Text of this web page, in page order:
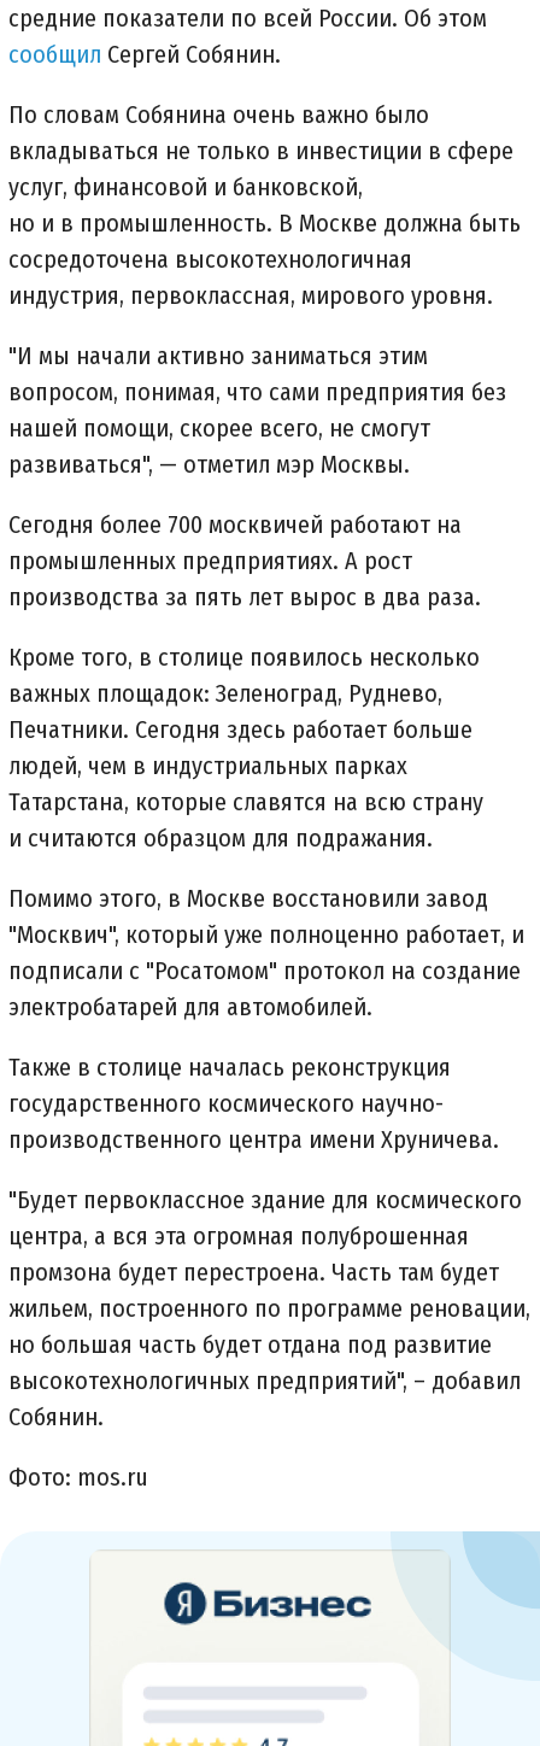
средние показатели по всей России. Об этом
сообщил Сергей Собянин.
По словам Собянина очень важно было
вкладываться не только в инвестиции в сфере
услуг, финансовой и банковской,
но и в промышленность. В Москве должна быть
сосредоточена высокотехнологичная
индустрия, первоклассная, мирового уровня.
"И мы начали активно заниматься этим
вопросом, понимая, что сами предприятия без
нашей помощи, скорее всего, не смогут
развиваться", — отметил мэр Москвы.
Сегодня более 700 москвичей работают на
промышленных предприятиях. А рост
производства за пять лет вырос в два раза.
Кроме того, в столице появилось несколько
важных площадок: Зеленоград, Руднево,
Печатники. Сегодня здесь работает больше
людей, чем в индустриальных парках
Татарстана, которые славятся на всю страну
и считаются образцом для подражания.
Помимо этого, в Москве восстановили завод
"Москвич", который уже полноценно работает, и
подписали с "Росатомом" протокол на создание
электробатарей для автомобилей.
Также в столице началась реконструкция
государственного космического научно-
производственного центра имени Хруничева.
"Будет первоклассное здание для космического
центра, а вся эта огромная полуброшенная
промзона будет перестроена. Часть там будет
жильем, построенного по программе реновации,
но большая часть будет отдана под развитие
высокотехнологичных предприятий", – добавил
Собянин.
Фото: mos.ru